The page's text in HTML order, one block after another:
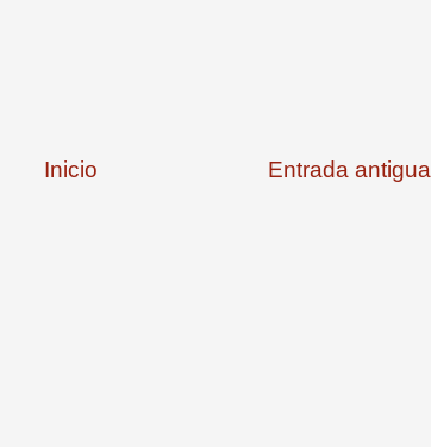
Entrada antigua
Inicio